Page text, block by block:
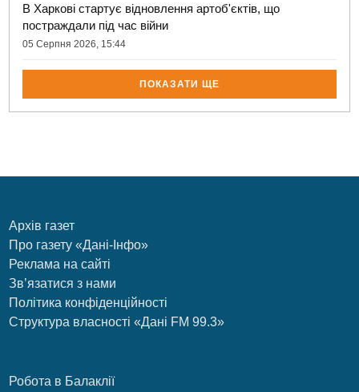
В Харкові стартує відновлення артоб'єктів, що
постраждали під час війни
05 Серпня 2026, 15:44
ПОКАЗАТИ ЩЕ
Архів газет
Про газету «Дані-Інфо»
Реклама на сайті
Зв’язатися з нами
Політика конфіденційності
Структура власності «Дані FM 99.3»
Робота в Балаклії